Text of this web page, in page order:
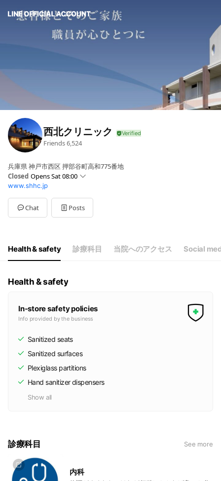
西北クリニック
Friends6,524
兵庫県 神戸市西区 押部谷町高和775番地
Closed Opens Sat 08:00
SunClosed
Mon08:00 - 12:30,16:00 - 19:00
Tue08:00 - 12:30
Wed08:00 - 12:30,16:00 - 18:00
08:00 - 12:30
休診日：木・日・祝
www.shhc.jp
Chat Posts
Health & safety 診療科目 当院へのアクセス Social
Health & safety
In-store safety policies
Info provided by the business
Sanitized seats
Sanitized surfaces
Plexiglass partitions
Hand sanitizer dispensers
Show all
診療科目 See more
内科